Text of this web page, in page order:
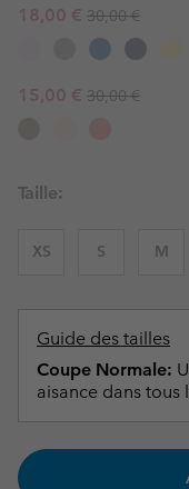
Sale price:
18,00 € Regular price:
30,00 €
Sale price:
15,00 € Regular price:
30,00 €
Taille:
XS S M
Guide des tailles
Coupe Normale:
aisance dans tous